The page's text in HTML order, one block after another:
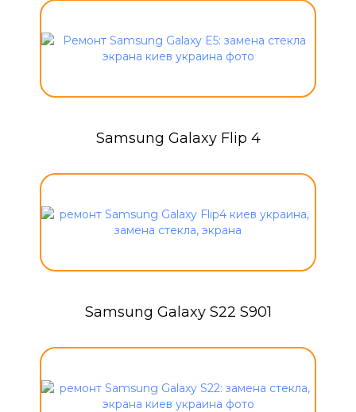
Samsung Galaxy Flip 4
Samsung Galaxy S22 S901